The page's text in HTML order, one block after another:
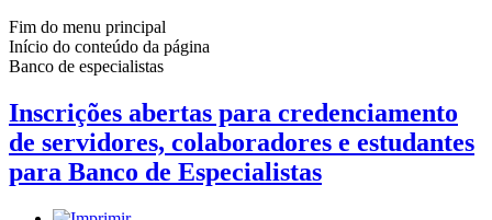
Fim do menu principal
Início do conteúdo da página
Banco de especialistas
Inscrições abertas para credenciamento
de servidores, colaboradores e estudantes
para Banco de Especialistas